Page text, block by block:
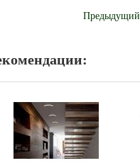
Предыдущий